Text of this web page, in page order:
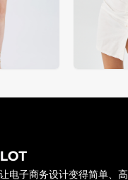
电子商务设计变得简单、高